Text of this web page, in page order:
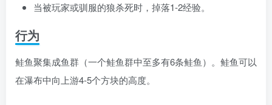
当被玩家或驯服的狼杀死时，掉落1-2经验。
行为
鲑鱼聚集成鱼群（一个鲑鱼群中至多有6条鲑鱼）。鲑鱼可以
在瀑布中向上游4-5个方块的高度。